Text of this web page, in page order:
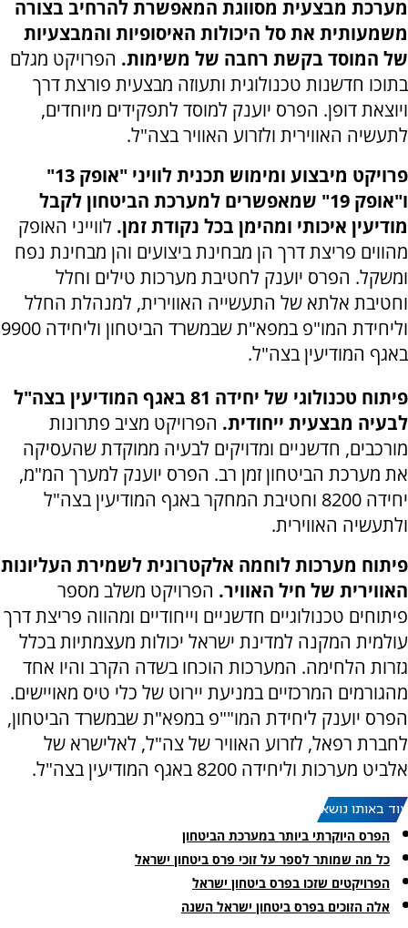
מערכת מבצעית מסווגת המאפשרת להרחיב בצורה
משמעותית את סל היכולות האיסופיות והמבצעיות
של המוסד בקשת רחבה של משימות. הפרויקט מגלם
בתוכו חדשנות טכנולוגית ותעוזה מבצעית פורצת דרך
ויוצאת דופן. הפרס יוענק למוסד לתפקידים מיוחדים,
לתעשיה האווירית ולזרוע האוויר בצה"ל.
פרויקט מיבצוע ומימוש תכנית לוויני "אופק 13"
ו"אופק 19" שמאפשרים למערכת הביטחון לקבל
מודיעין איכותי ומהימן בכל נקודת זמן. לווייני האופק
מהווים פריצת דרך הן מבחינת ביצועים והן מבחינת נפח
ומשקל. הפרס יוענק לחטיבת מערכות טילים וחלל
וחטיבת אלתא של התעשייה האווירית, למנהלת החלל
וליחידת המו"פ במפא"ת שבמשרד הביטחון וליחידה 9900
באגף המודיעין בצה"ל.
פיתוח טכנולוגי של יחידה 81 באגף המודיעין בצה"ל
לבעיה מבצעית ייחודית. הפרויקט מציב פתרונות
מורכבים, חדשניים ומדויקים לבעיה ממוקדת שהעסיקה
את מערכת הביטחון זמן רב. הפרס יוענק למערך המ"מ,
יחידה 8200 וחטיבת המחקר באגף המודיעין בצה"ל
ולתעשיה האווירית.
פיתוח מערכות לוחמה אלקטרונית לשמירת העליונות
האווירית של חיל האוויר. הפרויקט משלב מספר
פיתוחים טכנולוגיים חדשניים וייחודיים ומהווה פריצת דרך
עולמית המקנה למדינת ישראל יכולות מעצמתיות בכלל
גזרות הלחימה. המערכות הוכחו בשדה הקרב והיו אחד
מהגורמים המרכזיים במניעת יירוט של כלי טיס מאויישים.
הפרס יוענק ליחידת המו""פ במפא"ת שבמשרד הביטחון,
לחברת רפאל, לזרוע האוויר של צה"ל, לאלישרא של
אלביט מערכות וליחידה 8200 באגף המודיעין בצה"ל.
עוד באותו נושא:
הפרס היוקרתי ביותר במערכת הביטחון
כל מה שמותר לספר על זוכי פרס ביטחון ישראל
הפרויקטים שזכו בפרס ביטחון ישראל
אלה הזוכים בפרס ביטחון ישראל השנה